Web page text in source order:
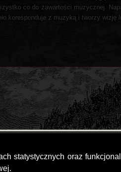
statystycznych oraz
co do zawartości muzycznej.
koresponduje z muzyką i tworzy wizję